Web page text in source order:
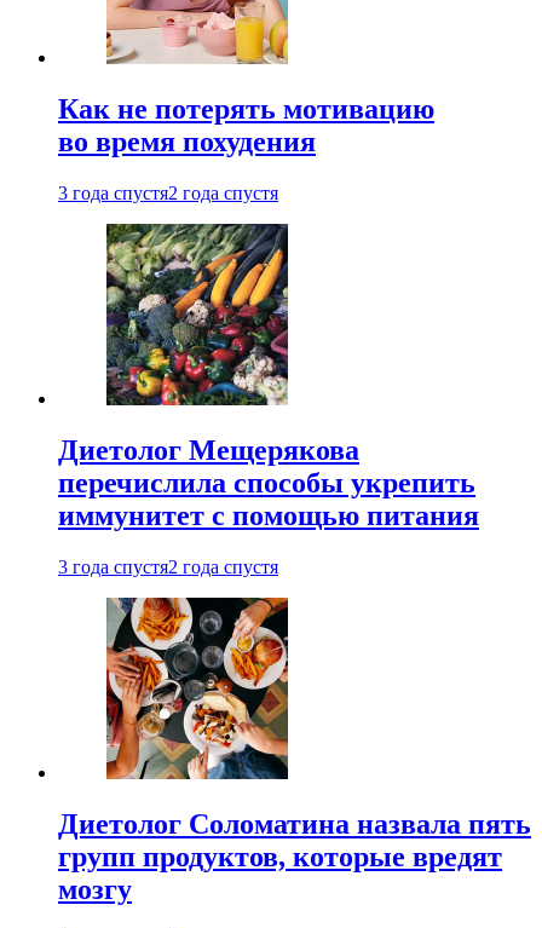
Как не потерять мотивацию
во время похудения
3 года спустя2 года спустя
Диетолог Мещерякова
перечислила способы укрепить
иммунитет с помощью питания
3 года спустя2 года спустя
Диетолог Соломатина назвала пять
групп продуктов, которые вредят
мозгу